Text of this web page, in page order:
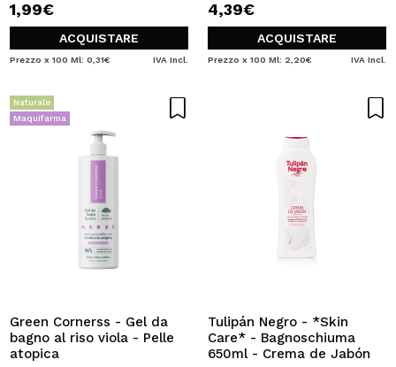
1,99€
ACQUISTARE
Prezzo x 100 Ml: 0,31€ IVA Incl.
4,39€
ACQUISTARE
Prezzo x 100 Ml: 2,20€ IVA Incl.
Naturale
Maquifarma
Green Cornerss - Gel da
bagno al riso viola - Pelle
atopica
Tulipán Negro - *Skin
Care* - Bagnoschiuma
650ml - Crema de Jabón